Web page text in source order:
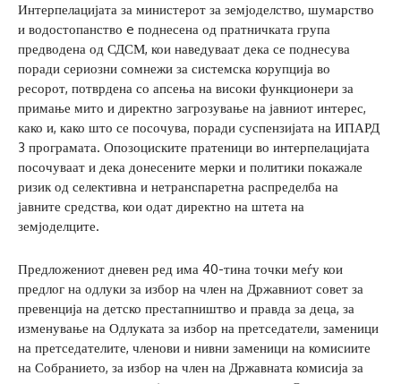
Интерпелацијата за министерот за земјоделство, шумарство
и водостопанство e поднесена од пратничката група
предводена од СДСМ, кои наведуваат дека се поднесува
поради сериозни сомнежи за системска корупција во
ресорот, потврдена со апсења на високи функционери за
примање мито и директно загрозување на јавниот интерес,
како и, како што се посочува, поради суспензијата на ИПАРД
3 програмата. Опозоциските пратеници во интерпелацијата
посочуваат и дека донесените мерки и политики покажале
ризик од селективна и нетранспаретна распределба на
јавните средства, кои одат директно на штета на
земјоделците.
Предложениот дневен ред има 40-тина точки меѓу кои
предлог на одлуки за избор на член на Државниот совет за
превенција на детско престапништво и правда за деца, за
изменување на Одлуката за избор на претседатели, заменици
на претседателите, членови и нивни заменици на комисиите
на Собранието, за избор на член на Државната комисија за